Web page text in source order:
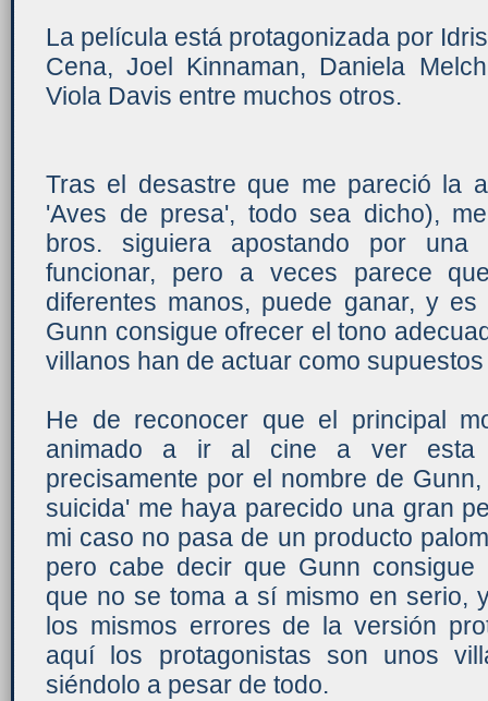
La película está protagonizada por
Cena, Joel Kinnaman, Daniela
Viola Davis entre muchos otros.
Tras el desastre que me pareció la
'Aves de presa', todo sea dicho),
bros. siguiera apostando por
funcionar, pero a veces parece
diferentes manos, puede ganar, y
Gunn consigue ofrecer el tono
villanos han de actuar como
He de reconocer que el principal
animado a ir al cine a ver esta
precisamente por el nombre de
suicida' me haya parecido una gran
mi caso no pasa de un producto
pero cabe decir que Gunn consigue
que no se toma a sí mismo en serio,
los mismos errores de la versión
aquí los protagonistas son unos
siéndolo a pesar de todo.